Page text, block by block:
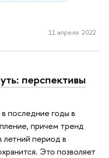
11 апреля 2022
перспективы
последние годы в
причем тренд
летний период в
Это позволяет